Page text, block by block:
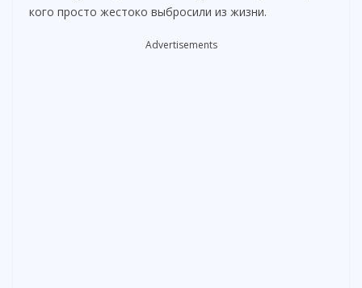
кого просто жестоко выбросили из жизни.
Advertisements